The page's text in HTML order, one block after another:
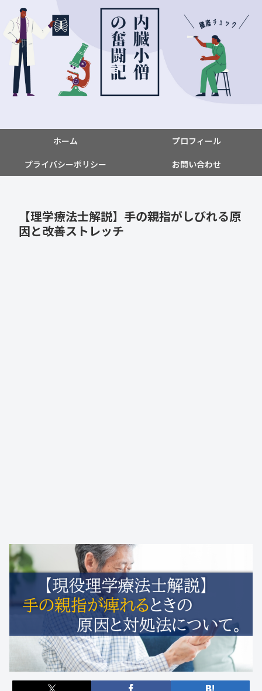
ホーム
プロフィール
プライバシーポリシー
お問い合わせ
【理学療法士解説】手の親指がしびれる原
因と改善ストレッチ